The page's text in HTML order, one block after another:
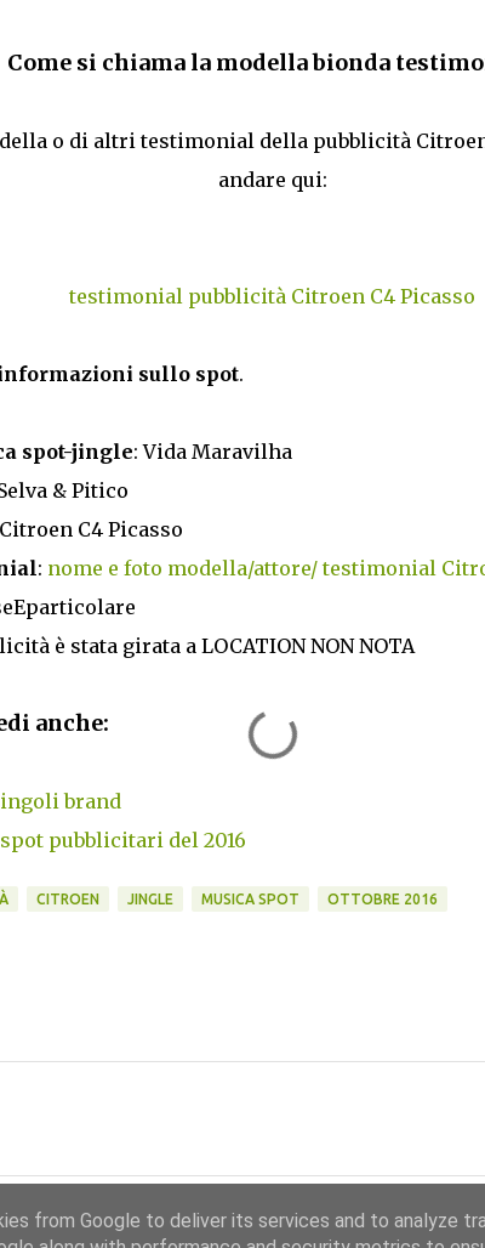
Come si chiama la modella bionda
o di altri testimonial della pubblicità
andare qui:
testimonial pubblicità Citroen C4 Picasso
sullo spot.
spot-jingle: Vida Maravilha
& Pitico
C4 Picasso
: nome e foto modella/attore/ testimonial
è stata girata a LOCATION NON NOTA
anche:
brand
pubblicitari del 2016
CITROEN JINGLE MUSICA SPOT OTTOBRE 2016
from Google to deliver its services and to analyze